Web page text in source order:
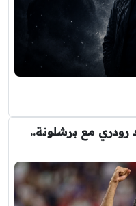
مع برشلونة..